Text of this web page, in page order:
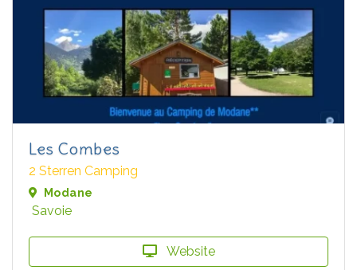
Les Combes
2 Sterren Camping
Modane
Savoie
Website